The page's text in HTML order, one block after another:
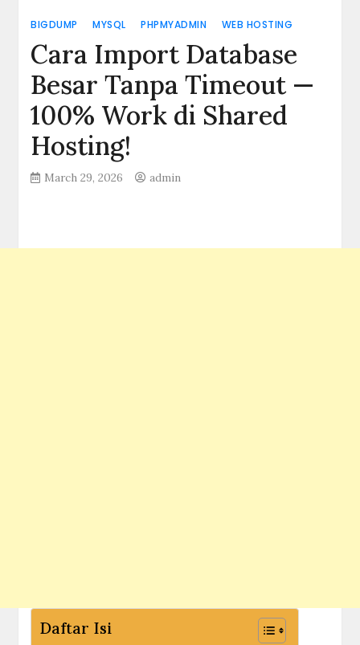
BIGDUMP MYSQL PHPMYADMIN WEB HOSTING
Cara Import Database
Besar Tanpa Timeout —
100% Work di Shared
Hosting!
March 29, 2026 admin
Daftar Isi